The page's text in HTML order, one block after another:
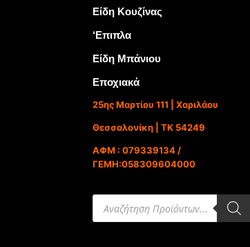
Είδη Κουζίνας
‘Επιπλα
Είδη Μπάνιου
Εποχιακά
25ης Μαρτίου 111 | Χαριλάου
Θεσσαλονίκη | ΤΚ 54249
ΑΦΜ : 079339134 /
ΓΕΜΗ:058309604000
Products
search